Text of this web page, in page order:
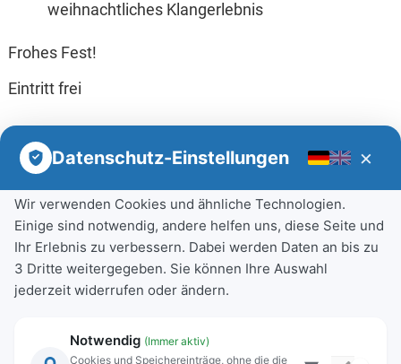
weihnachtliches Klangerlebnis
Frohes Fest!
Eintritt frei
Datenschutz-Einstellungen ×
Wir verwenden Cookies und ähnliche Technologien.
Einige sind notwendig, andere helfen uns, diese Seite und
Ihr Erlebnis zu verbessern. Dabei werden Daten an bis zu
3 Dritte weitergegeben. Sie können Ihre Auswahl
jederzeit widerrufen oder ändern.
Notwendig (Immer aktiv)
Cookies und Speichereinträge, ohne die die